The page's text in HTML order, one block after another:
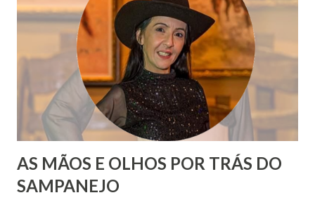
AS MÃOS E OLHOS POR TRÁS DO
SAMPANEJO